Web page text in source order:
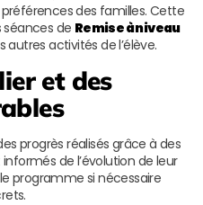
des familles. Cette
séances de Remise à niveau
autres activités de l’élève.
et des
progrès réalisés grâce à des
de l’évolution de leur
programme si nécessaire